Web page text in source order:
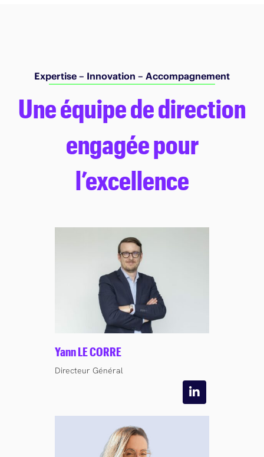
Expertise – Innovation – Accompagnement
Une équipe de direction
engagée pour
l’excellence
Yann LE CORRE
Directeur Général